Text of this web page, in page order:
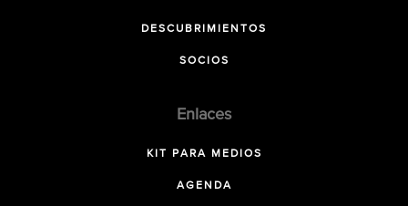
DESCUBRIMIENTOS
SOCIOS
Enlaces
KIT PARA MEDIOS
AGENDA